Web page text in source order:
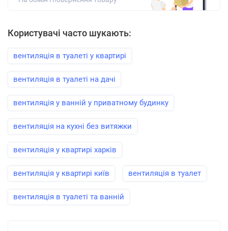
Користувачі часто шукають:
вентиляція в туалеті у квартирі
вентиляція в туалеті на дачі
вентиляція у ванній у приватному будинку
вентиляція на кухні без витяжки
вентиляція у квартирі харків
вентиляція у квартирі київ вентиляція в туалет
вентиляція в туалеті та ванній